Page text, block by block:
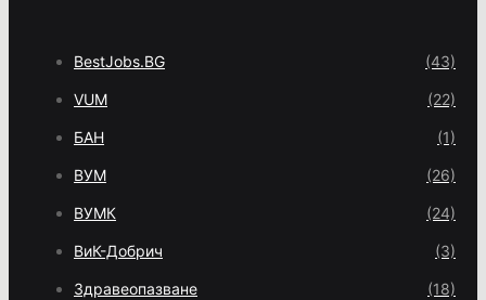
BestJobs.BG (43)
VUM (22)
БАН (1)
ВУМ (26)
ВУМК (24)
ВиК-Добрич (3)
Здравеопазване (18)